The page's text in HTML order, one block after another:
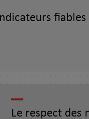
Le respect des